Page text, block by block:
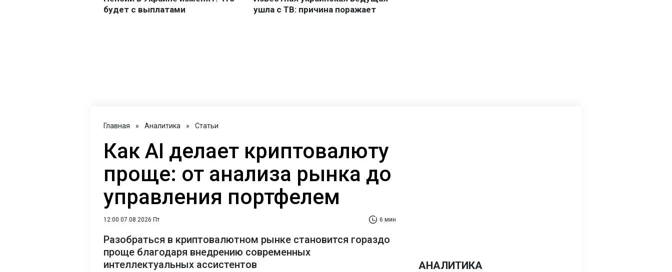
Главная » Аналитика » Статьи
Как AI делает криптовалюту
проще: от анализа рынка до
управления портфелем
12:00 07.08.2026 Пт 6 мин
Разобраться в криптовалютном рынке становится гораздо
проще благодаря внедрению современных
интеллектуальных ассистентов
АНАЛИТИКА